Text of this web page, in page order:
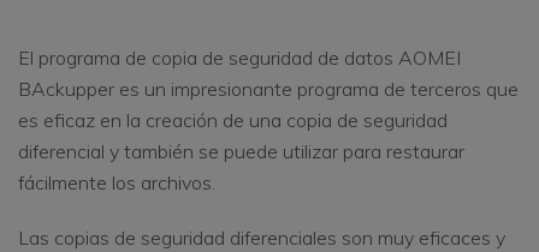
El programa de copia de seguridad de datos AOMEI
BAckupper es un impresionante programa de terceros que
es eficaz en la creación de una copia de seguridad
diferencial y también se puede utilizar para restaurar
fácilmente los archivos.
Las copias de seguridad diferenciales son muy eficaces y